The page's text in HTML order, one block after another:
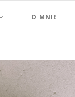
O MNIE